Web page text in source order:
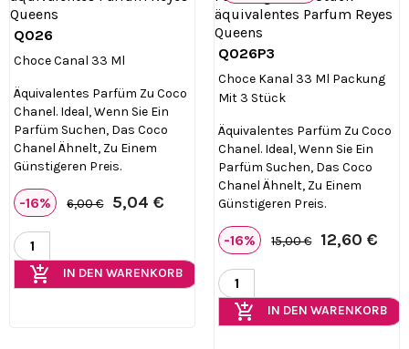
Q026
Choce Canal 33 Ml
Äquivalentes Parfüm Zu Coco
Chanel. Ideal, Wenn Sie Ein
Parfüm Suchen, Das Coco
Chanel Ähnelt, Zu Einem
Günstigeren Preis.
-16% 6,00 € 5,04 €
add_shopping_cart IN DEN WARENKORB

Q026P3
Choce Kanal 33 Ml Packung
Mit 3 Stück
Äquivalentes Parfüm Zu Coco
Chanel. Ideal, Wenn Sie Ein
Parfüm Suchen, Das Coco
Chanel Ähnelt, Zu Einem
Günstigeren Preis.
-16% 15,00 € 12,60 €
add_shopping_cart IN DEN WARENKORB